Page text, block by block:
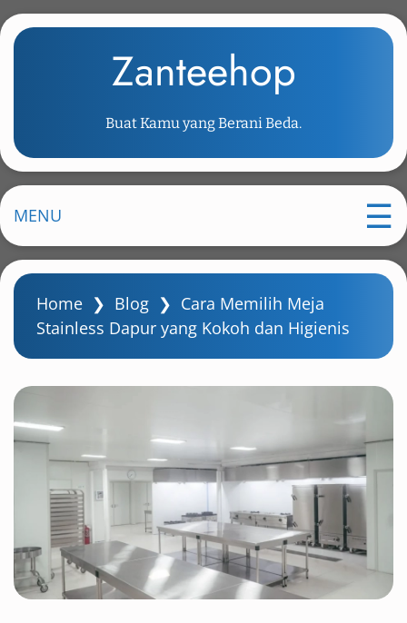
k
m
i
n
o
Zanteehop
Buat Kamu yang Berani Beda.
MENU
Home ❯ Blog ❯ Cara Memilih Meja
Stainless Dapur yang Kokoh dan Higienis